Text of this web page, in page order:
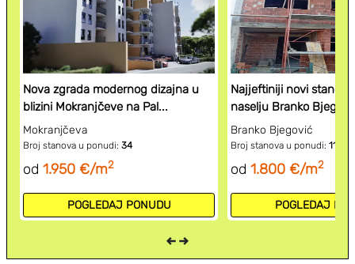
Nova zgrada modernog dizajna u
blizini Mokranjčeve na Pal...
Mokranjčeva
Broj stanova u ponudi: 34
od 1.950 €/m2
POGLEDAJ PONUDU
Najjeftiniji novi stanovi
naselju Branko
Branko Bjegović
Broj stanova u ponudi: 11
od 1.800 €/m2
POGLEDAJ